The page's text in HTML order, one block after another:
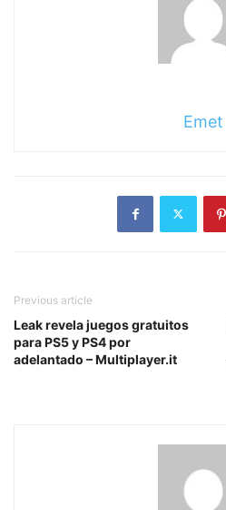
Emet
Previous article
Leak revela juegos gratuitos
para PS5 y PS4 por
adelantado – Multiplayer.it